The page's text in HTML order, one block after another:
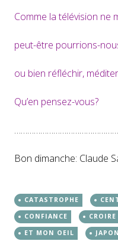
Comme la télévision ne
peut-être pourrions-
ou bien réfléchir,
Qu’en pensez-vous?
Bon dimanche: Claude
CATASTROPHE
CONFIANCE
CROIRE
ET MON OEIL
JAPON